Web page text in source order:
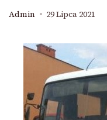
Admin 29 Lipca 2021